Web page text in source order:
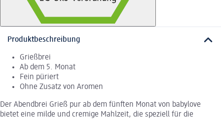
Produktbeschreibung
Grießbrei
Ab dem 5. Monat
Fein püriert
Ohne Zusatz von Aromen
Der Abendbrei Grieß pur ab dem fünften Monat von babylove
bietet eine milde und cremige Mahlzeit, die speziell für die